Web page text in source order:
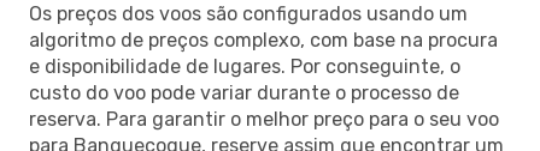
Os preços dos voos são configurados usando um
algoritmo de preços complexo, com base na procura
e disponibilidade de lugares. Por conseguinte, o
custo do voo pode variar durante o processo de
reserva. Para garantir o melhor preço para o seu voo
para Banguecoque, reserve assim que encontrar um